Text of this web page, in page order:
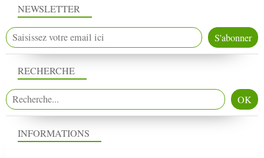
NEWSLETTER
RECHERCHE
INFORMATIONS